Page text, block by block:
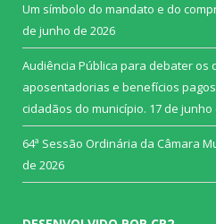
Um símbolo do mandato e do
de junho de 2026
Audiência Pública para debater os
aposentadorias e benefícios
cidadãos do município. 17 de junho
64ª Sessão Ordinária da Câmara
de 2026